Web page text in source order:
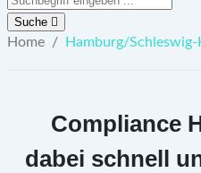
Suche
Home / Hamburg/
Compliance
dabei schnell